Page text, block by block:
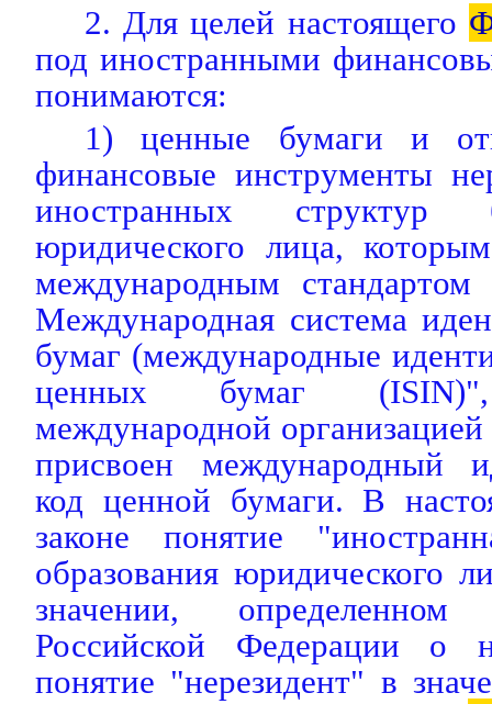
2. Для целей настоящего
под иностранными
понимаются:
1) ценные бумаги и
финансовые инструменты
иностранных структур
юридического лица,
международным
Международная система
бумаг (международные
ценных бумаг (ISIN)",
международной
присвоен международный
код ценной бумаги. В
законе понятие
образования юридического
значении, определенном
Российской Федерации о
понятие "нерезидент" в